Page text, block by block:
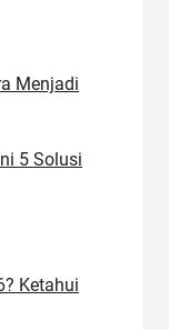
Menjadi
5 Solusi
Ketahui